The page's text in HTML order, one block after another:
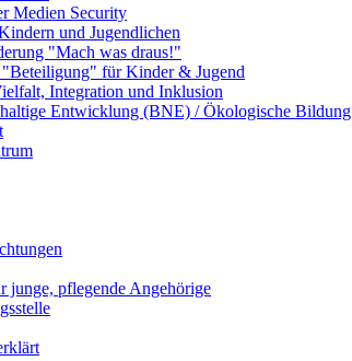
Medien Security
und Jugendlichen
"Mach was draus!"
"Beteiligung" für Kinder & Jugend
Integration und Inklusion
Entwicklung (BNE) / Ökologische Bildung
junge, pflegende Angehörige